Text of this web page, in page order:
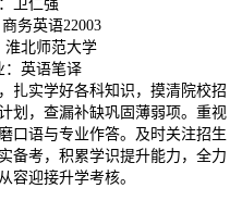
卫仁强
务英语22003
淮北师范大学
：英语笔译
扎实学好各科知识，摸清院校招
划，查漏补缺巩固薄弱项。重视
口语与专业作答。及时关注招生
备考，积累学识提升能力，全力
容迎接升学考核。